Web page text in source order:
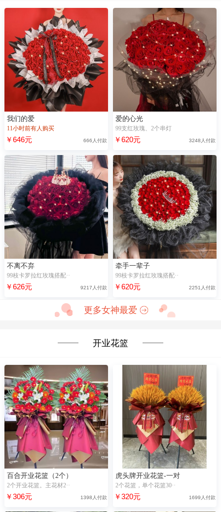
我们的爱
11小时前有人购买
￥646元 666人付款
爱的心光
99支红玫瑰、2个串灯
￥620元 3248人付款
不离不弃
99枝卡罗拉红玫瑰搭配··
￥626元 9217人付款
牵手一辈子
99枝卡罗拉红玫瑰搭配··
￥620元 2251人付款
更多女神最爱
开业花篮
百合开业花篮（2个）
2个开业花篮。主花材2··
￥306元 1398人付款
虎头牌开业花篮-一对
2个花篮，单个花篮30··
￥320元 1699人付款